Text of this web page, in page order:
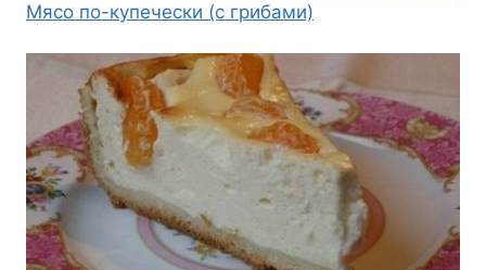
Мясо по-купечески (с грибами)